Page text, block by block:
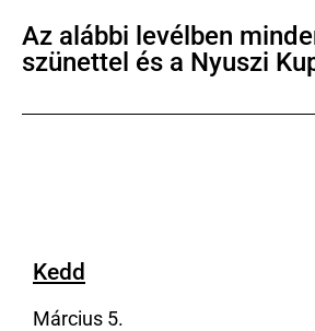
Az alábbi levélben
szünettel és a Nyuszi
Kedd
Március 5.